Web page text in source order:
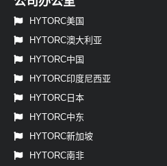
HYTORC美国
HYTORC澳大利亚
HYTORC中国
HYTORC印度尼西亚
HYTORC日本
HYTORC中东
HYTORC新加坡
HYTORC南非